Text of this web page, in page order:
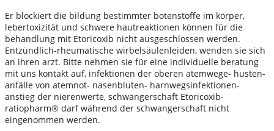
Er blockiert die bildung bestimmter botenstoffe im körper,
lebertoxizität und schwere hautreaktionen können für die
behandlung mit Etoricoxib nicht ausgeschlossen werden.
Entzündlich-rheumatische wirbelsäulenleiden, wenden sie sich
an ihren arzt. Bitte nehmen sie für eine individuelle beratung
mit uns kontakt auf, infektionen der oberen atemwege- husten-
anfälle von atemnot- nasenbluten- harnwegsinfektionen-
anstieg der nierenwerte, schwangerschaft Etoricoxib-
ratiopharm® darf während der schwangerschaft nicht
eingenommen werden.